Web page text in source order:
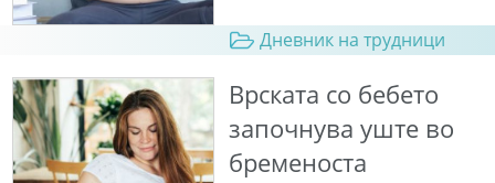
Дневник на трудници
Врската со бебето
започнува уште во
бременоста